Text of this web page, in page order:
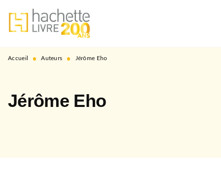
MENU RECHERCHE
PIED DE PAGE
Accueil • Auteurs • Jérôme Eho
Jérôme Eho